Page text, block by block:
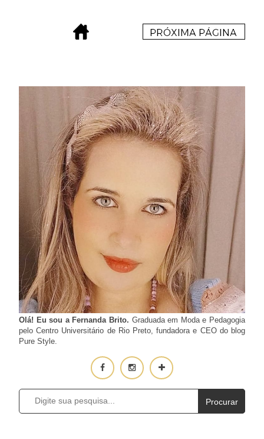
Olá! Eu sou a Fernanda Brito. Graduada em Moda e Pedagogia
pelo Centro Universitário de Rio Preto, fundadora e CEO do blog
Pure Style.
Procurar